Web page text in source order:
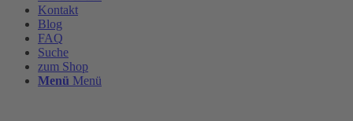
Kontakt
Blog
FAQ
Suche
zum Shop
Menü Menü